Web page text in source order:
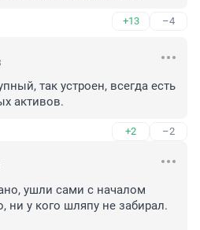
+13 –4
так устроен, всегда есть
активов.
+2 –2
ушли сами с началом
ни у кого шляпу не забирал.